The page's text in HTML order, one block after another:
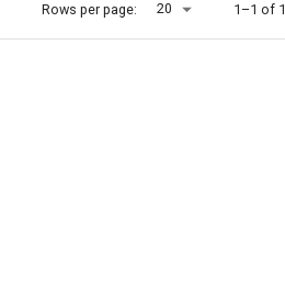
Rows per page: 20 1–1 of 1